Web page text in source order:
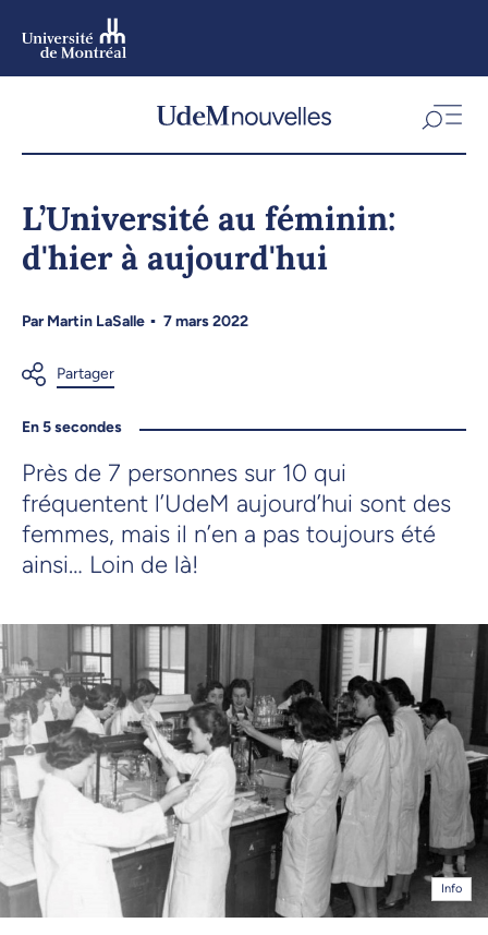
L’Université au féminin:
d'hier à aujourd'hui
ParMartin LaSalle 7 mars 2022
En 5 secondes
Près de 7 personnes sur 10 qui
fréquentent l’UdeM aujourd’hui sont des
femmes, mais il n’en a pas toujours été
ainsi… Loin de là!
Info